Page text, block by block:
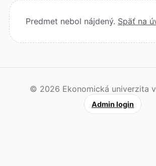
Predmet nebol nájdený. Späť na
© 2026 Ekonomická univerzita
Admin login